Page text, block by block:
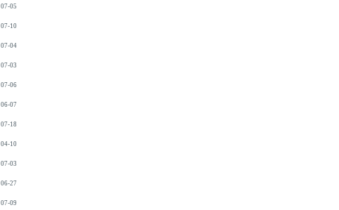
07-05
07-10
07-04
07-03
07-06
06-07
07-18
04-10
07-03
06-27
07-09